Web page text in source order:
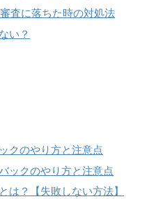
査に落ちた時の対処法
い？
クのやり方と注意点
ックのやり方と注意点
は？【失敗しない方法】